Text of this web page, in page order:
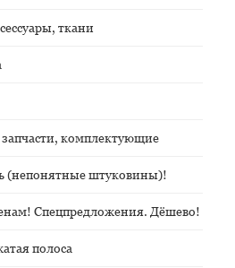
ткани
комплектующие
(непонятные штуковины)!
Спецпредложения. Дёшево!
полоса